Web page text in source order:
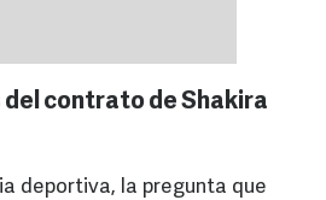
contrato de Shakira
deportiva, la pregunta que